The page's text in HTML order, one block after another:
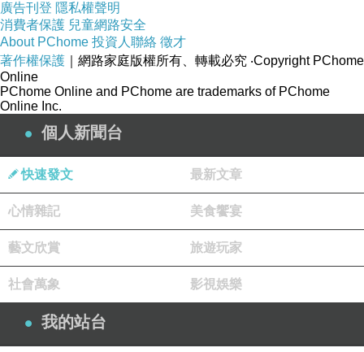
麼一次，能參與的我都不想錯過！」
於是，我告訴自己：孩子或許比我想像中更加
懂事與成熟。而青春，也只有這麼一回。
或許，我該寬下心地放手，讓他好好享受青
春，盡情揮灑屬於他的恣意與張揚。
寫於Greensborough Home 17/06/2026 @
上一篇：
下一篇：偏愛？
廣告刊登 隱私權聲明
消費者保護 兒童網路安全
About PChome 投資人聯絡 徵才
著作權保護 ｜網路家庭版權所有、轉載必究 ‧Copyright PChome
Online
PChome Online and PChome are trademarks of PChome
Online Inc.
個人新聞台
快速發文 最新文章
心情雜記 美食饗宴
藝文欣賞 旅遊玩家
社會萬象 影視娛樂
我的站台